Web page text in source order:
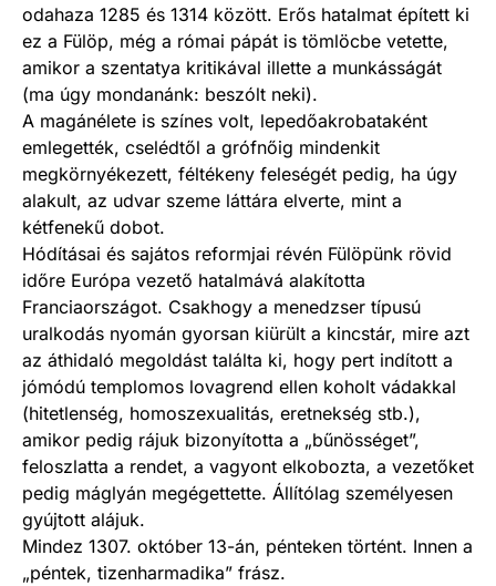
odahaza 1285 és 1314 között. Erős hatalmat épített ki
ez a Fülöp, még a római pápát is tömlöcbe vetette,
amikor a szentatya kritikával illette a munkásságát
(ma úgy mondanánk: beszólt neki).
A magánélete is színes volt, lepedőakrobataként
emlegették, cselédtől a grófnőig mindenkit
megkörnyékezett, féltékeny feleségét pedig, ha úgy
alakult, az udvar szeme láttára elverte, mint a
kétfenekű dobot.
Hódításai és sajátos reformjai révén Fülöpünk rövid
időre Európa vezető hatalmává alakította
Franciaországot. Csakhogy a menedzser típusú
uralkodás nyomán gyorsan kiürült a kincstár, mire azt
az áthidaló megoldást találta ki, hogy pert indított a
jómódú templomos lovagrend ellen koholt vádakkal
(hitetlenség, homoszexualitás, eretnekség stb.),
amikor pedig rájuk bizonyította a „bűnösséget”,
feloszlatta a rendet, a vagyont elkobozta, a vezetőket
pedig máglyán megégettette. Állítólag személyesen
gyújtott alájuk.
Mindez 1307. október 13-án, pénteken történt. Innen a
„péntek, tizenharmadika” frász.